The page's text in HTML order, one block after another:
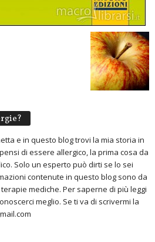
e in questo blog trovi la mia storia in
di essere allergico, la prima cosa da
Solo un esperto può dirti se lo sei
contenute in questo blog sono da
mediche. Per saperne di più leggi
meglio. Se ti va di scrivermi la